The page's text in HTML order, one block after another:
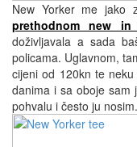
New Yorker me jako
prethodnom new in
doživljavala a sada
policama. Uglavnom,
cijeni od 120kn te
danima i sa oboje sam
pohvalu i često ju nosim.